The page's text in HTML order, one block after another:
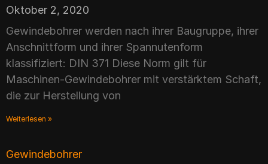
Oktober 2, 2020
Gewindebohrer werden nach ihrer Baugruppe, ihrer
Anschnittform und ihrer Spannutenform
klassifiziert: DIN 371 Diese Norm gilt für
Maschinen-Gewindebohrer mit verstärktem Schaft,
die zur Herstellung von
Weiterlesen »
Gewindebohrer